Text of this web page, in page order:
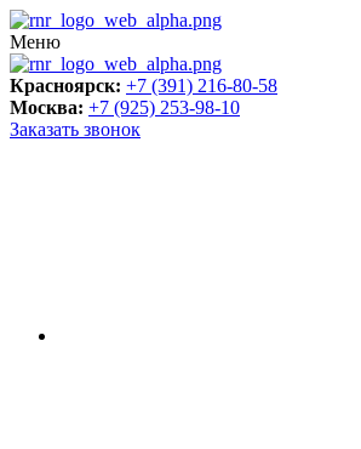
Меню
Красноярск: +7 (391) 216-80-58
Москва: +7 (925) 253-98-10
Заказать звонок